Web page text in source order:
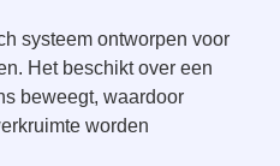
systeem ontworpen voor
Het beschikt over een
beweegt, waardoor
worden